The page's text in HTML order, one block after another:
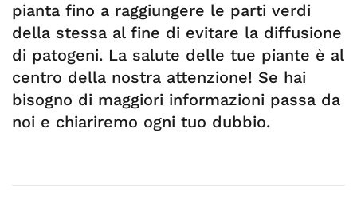
pianta fino a raggiungere le parti verdi
della stessa al fine di evitare la diffusione
di patogeni. La salute delle tue piante è al
centro della nostra attenzione! Se hai
bisogno di maggiori informazioni passa da
noi e chiariremo ogni tuo dubbio.